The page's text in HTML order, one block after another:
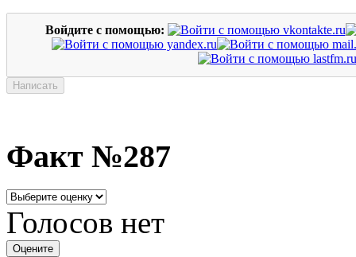
Войдите с помощью:
Факт №287
Голосов нет